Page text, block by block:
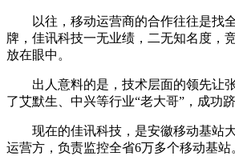
以往，移动运营商的合作往往是找
牌，佳讯科技一无业绩，二无知名度，
放在眼中。
出人意料的是，技术层面的领先让
了艾默生、中兴等行业“老大哥”，成功
现在的佳讯科技，是安徽移动基站
运营方，负责监控全省6万多个移动基站